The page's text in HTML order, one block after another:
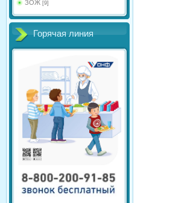
ЗОЖ [9]
Горячая линия